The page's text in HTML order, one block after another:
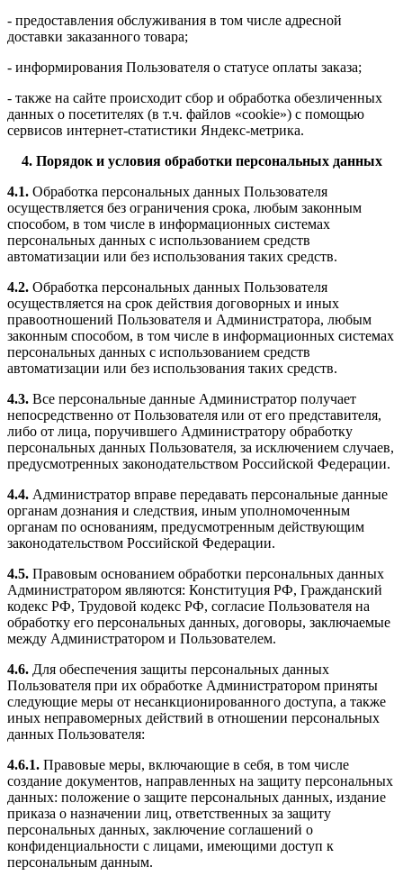
- предоставления обслуживания в том числе адресной
доставки заказанного товара;
- информирования Пользователя о статусе оплаты заказа;
- также на сайте происходит сбор и обработка обезличенных
данных о посетителях (в т.ч. файлов «cookie») с помощью
сервисов интернет-статистики Яндекс-метрика.
4. Порядок и условия обработки персональных данных
4.1. Обработка персональных данных Пользователя
осуществляется без ограничения срока, любым законным
способом, в том числе в информационных системах
персональных данных с использованием средств
автоматизации или без использования таких средств.
4.2. Обработка персональных данных Пользователя
осуществляется на срок действия договорных и иных
правоотношений Пользователя и Администратора, любым
законным способом, в том числе в информационных системах
персональных данных с использованием средств
автоматизации или без использования таких средств.
4.3. Все персональные данные Администратор получает
непосредственно от Пользователя или от его представителя,
либо от лица, поручившего Администратору обработку
персональных данных Пользователя, за исключением случаев,
предусмотренных законодательством Российской Федерации.
4.4. Администратор вправе передавать персональные данные
органам дознания и следствия, иным уполномоченным
органам по основаниям, предусмотренным действующим
законодательством Российской Федерации.
4.5. Правовым основанием обработки персональных данных
Администратором являются: Конституция РФ, Гражданский
кодекс РФ, Трудовой кодекс РФ, согласие Пользователя на
обработку его персональных данных, договоры, заключаемые
между Администратором и Пользователем.
4.6. Для обеспечения защиты персональных данных
Пользователя при их обработке Администратором приняты
следующие меры от несанкционированного доступа, а также
иных неправомерных действий в отношении персональных
данных Пользователя:
4.6.1. Правовые меры, включающие в себя, в том числе
создание документов, направленных на защиту персональных
данных: положение о защите персональных данных, издание
приказа о назначении лиц, ответственных за защиту
персональных данных, заключение соглашений о
конфиденциальности с лицами, имеющими доступ к
персональным данным.